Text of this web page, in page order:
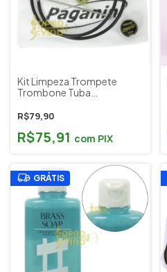
Kit Limpeza Trompete
Trombone Tuba
Flanela Musical Paganini
R$79,90
R$75,91 com PIX
GRÁTIS